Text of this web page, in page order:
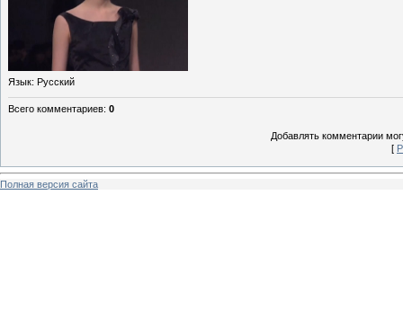
Язык: Русский
Всего комментариев: 0
Добавлять комментарии
[
Полная версия сайта